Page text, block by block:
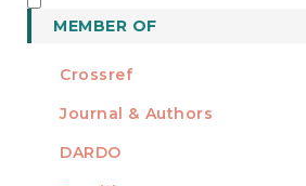
MEMBER OF
Crossref
Journal & Authors
DARDO